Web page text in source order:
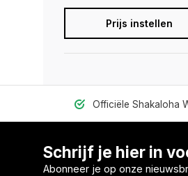
Prijs instellen
Officiële Shakaloha
Schrijf je hier in
Abonneer je op onze